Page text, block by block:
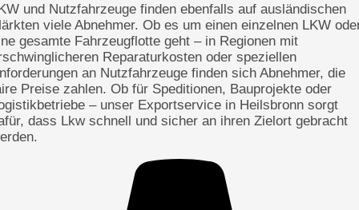
und Nutzfahrzeuge finden ebenfalls auf ausländischen
viele Abnehmer. Ob es um einen einzelnen LKW
gesamte Fahrzeugflotte geht – in Regionen mit
Reparaturkosten oder speziellen
an Nutzfahrzeuge finden sich Abnehmer, die
Preise zahlen. Ob für Speditionen, Bauprojekte oder
– unser Exportservice in Heilsbronn sorgt
dass Lkw schnell und sicher an ihren Zielort gebracht